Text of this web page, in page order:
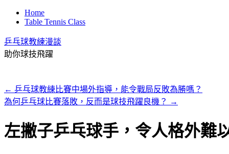
Home
Table Tennis Class
乒乓球教練漫談
助你球技飛躍
← 乒乓球教練比賽中場外指導，能令戰局反敗為勝嗎？
為何乒乓球比賽落敗，反而是球技飛躍良機？
→
左撇子乒乓球手，令人格外難